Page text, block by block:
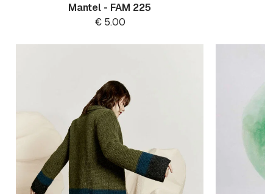
Mantel - FAM 225
€5.00